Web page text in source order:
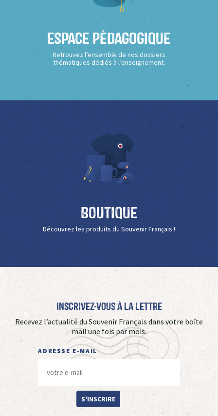
Espace Pédagogique
Retrouvez l’ensemble de nos dossiers
thématiques dédiés à l’enseignement.
Boutique
Découvrez les produits du Souvenir Français !
Inscrivez-vous à La Lettre
Recevez l’actualité du Souvenir Français dans votre boîte
mail une fois par mois.
ADRESSE E-MAIL
S'INSCRIRE